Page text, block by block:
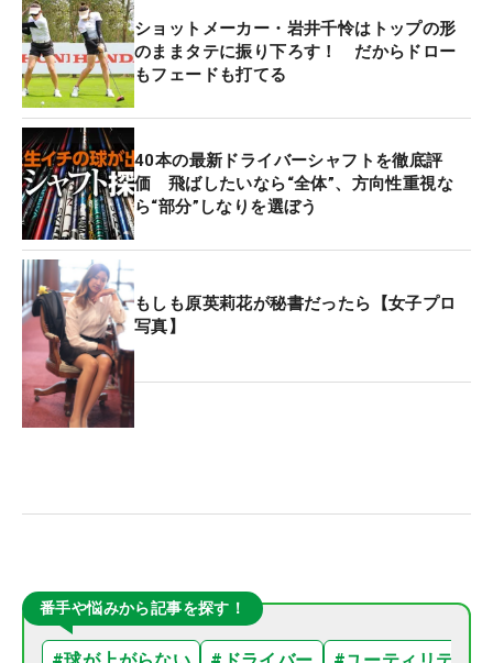
ショットメーカー・岩井千怜はトップの形
のままタテに振り下ろす！ だからドロー
もフェードも打てる
40本の最新ドライバーシャフトを徹底評
価 飛ばしたいなら“全体”、方向性重視な
ら“部分”しなりを選ぼう
もしも原英莉花が秘書だったら【女子プロ
写真】
番手や悩みから記事を探す！